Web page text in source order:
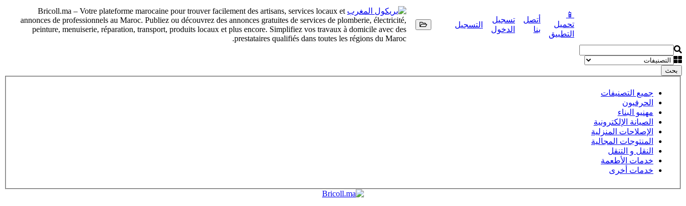
Bricoll.ma – Votre plateforme marocaine pour trouver facilement des artisans, services locaux et
annonces de professionnels au Maroc. Publiez ou découvrez des annonces gratuites de services de plomberie, électricité,
peinture, menuiserie, réparation, transport, produits locaux et plus encore. Simplifiez vos travaux à domicile avec des
prestataires qualifiés dans toutes les régions du Maroc.
📱
تحميل
التطبيق
أتصل
بنا
تسجيل
الدخول
التسجيل
بحث
جميع التصنيفات
الحرفيون
مهنيو البناء
الصيانة الإلكترونية
الإصلاحات المنزلية
المنتوجات المجالية
النقل و التنقل
خدمات الأطعمة
خدمات أخرى